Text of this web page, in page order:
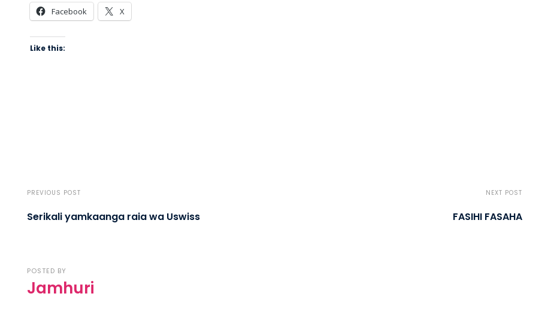
Facebook X
Like this:
PREVIOUS POST
Serikali yamkaanga raia wa Uswiss
NEXT POST
FASIHI FASAHA
POSTED BY
Jamhuri